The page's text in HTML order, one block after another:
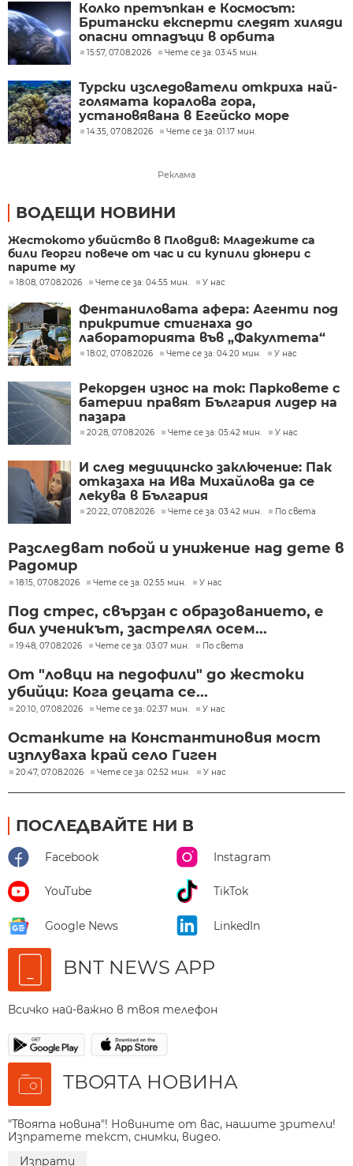
Колко претъпкан е Космосът:
Британски експерти следят хиляди
опасни отпадъци в орбита
15:57, 07.08.2026 Чете се за: 03:45 мин.
Турски изследователи откриха най-
голямата коралова гора,
установявана в Егейско море
14:35, 07.08.2026 Чете се за: 01:17 мин.
Реклама
ВОДЕЩИ НОВИНИ
Жестокото убийство в Пловдив: Младежите са
били Георги повече от час и си купили дюнери с
парите му
18:08, 07.08.2026 Чете се за: 04:55 мин. У нас
Фентаниловата афера: Агенти под
прикритие стигнаха до
лабораторията във „Факултета“
18:02, 07.08.2026 Чете се за: 04:20 мин. У нас
Рекорден износ на ток: Парковете с
батерии правят България лидер на
пазара
20:28, 07.08.2026 Чете се за: 05:42 мин. У нас
И след медицинско заключение: Пак
отказаха на Ива Михайлова да се
лекува в България
20:22, 07.08.2026 Чете се за: 03:42 мин. По света
Разследват побой и унижение над дете в
Радомир
18:15, 07.08.2026 Чете се за: 02:55 мин. У нас
Под стрес, свързан с образованието, е
бил ученикът, застрелял осем...
19:48, 07.08.2026 Чете се за: 03:07 мин. По света
От "ловци на педофили" до жестоки
убийци: Кога децата се...
20:10, 07.08.2026 Чете се за: 02:37 мин. У нас
Останките на Константиновия мост
изплуваха край село Гиген
20:47, 07.08.2026 Чете се за: 02:52 мин. У нас
ПОСЛЕДВАЙТЕ НИ В
Facebook Instagram
YouTube TikTok
Google News LinkedIn
BNT NEWS APP
Всичко най-важно в твоя телефон
ТВОЯТА НОВИНА
"Твоята новина"! Новините от вас, нашите зрители!
Изпратете текст, снимки, видео.
Изпрати